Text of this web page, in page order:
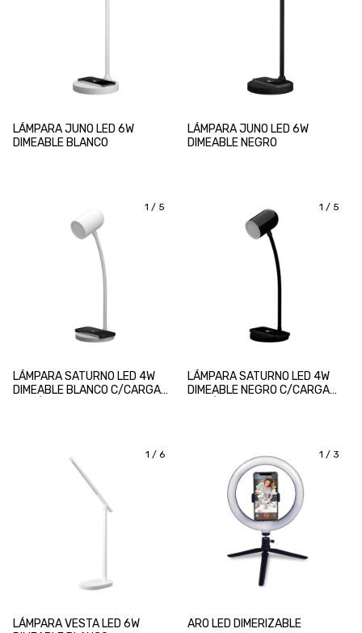
LÁMPARA JUNO LED 6W
DIMEABLE BLANCO
LÁMPARA JUNO LED 6W
DIMEABLE NEGRO
1 / 5
LÁMPARA SATURNO LED 4W
DIMEABLE BLANCO C/CARGA
1 / 5
LÁMPARA SATURNO LED 4W
DIMEABLE NEGRO C/CARGA
1 / 6
LÁMPARA VESTA LED 6W
1 / 3
ARO LED DIMERIZABLE